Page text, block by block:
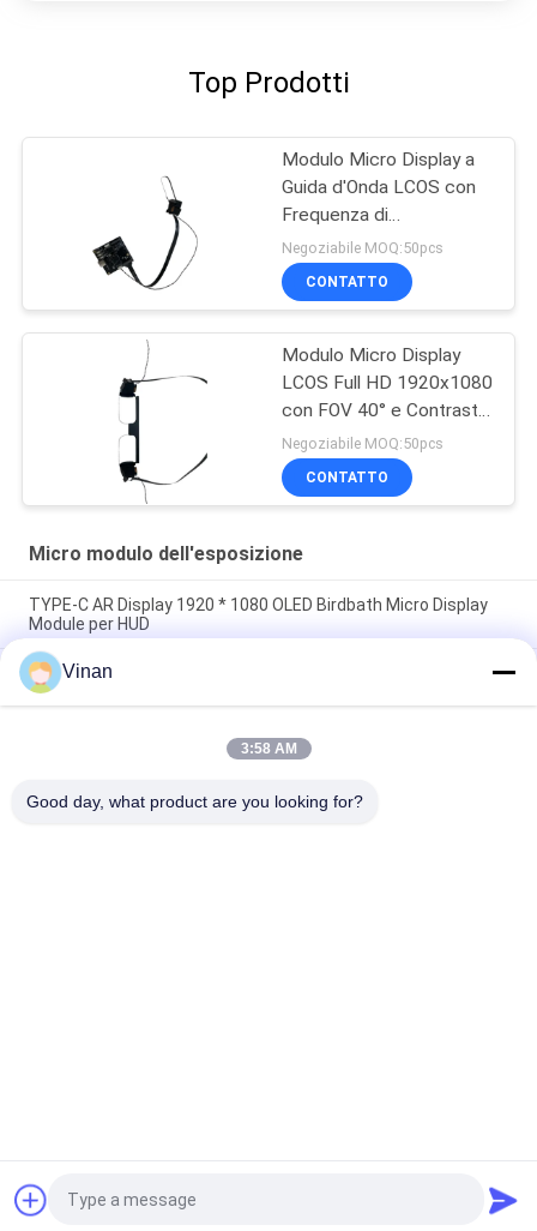
Top Prodotti
Modulo Micro Display a
Guida d'Onda LCOS con
Frequenza di
Aggiornamento 120Hz,
Campo Visivo 40° e
Risoluzione 1920x1080
Negoziabile MOQ:50pcs
CONTATTO
Modulo Micro Display
LCOS Full HD 1920x1080
con FOV 40° e Contrasto
Elevato 200:1 per
Applicazioni AR/VR
Negoziabile MOQ:50pcs
CONTATTO
Micro modulo dell'esposizione
TYPE-C AR Display 1920 * 1080 OLED Birdbath Micro Display
Module per HUD
Modulo flessibile della visualizzazione monoculare a 0,7 pollici
pieno OLED di HD Sony micro per il casco dell'AR
Modulo dell'esposizione del piatto dell'azionamento micro,
piccola dimensione 0. Esposizione a 7 pollici 1920 & 1080 di
Di FPV
Richiedi un preventivo
Vinan
3:58 AM
Good day, what product are you looking for?